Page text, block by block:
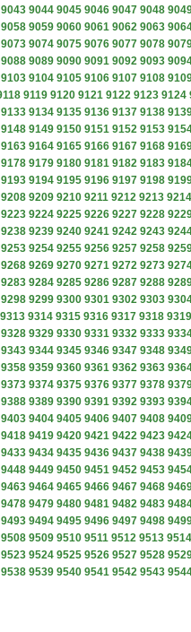
9043 9044 9045 9046 9047 9048
9058 9059 9060 9061 9062 9063
9073 9074 9075 9076 9077 9078
9088 9089 9090 9091 9092 9093
9103 9104 9105 9106 9107 9108
9119 9120 9121 9122 9123 9124
9133 9134 9135 9136 9137 9138
9148 9149 9150 9151 9152 9153
9163 9164 9165 9166 9167 9168
9178 9179 9180 9181 9182 9183
9193 9194 9195 9196 9197 9198
9208 9209 9210 9211 9212 9213 9214
9223 9224 9225 9226 9227 9228
9238 9239 9240 9241 9242 9243
9253 9254 9255 9256 9257 9258
9268 9269 9270 9271 9272 9273
9283 9284 9285 9286 9287 9288
9298 9299 9300 9301 9302 9303
9313 9314 9315 9316 9317 9318 9319
9328 9329 9330 9331 9332 9333
9343 9344 9345 9346 9347 9348
9358 9359 9360 9361 9362 9363
9373 9374 9375 9376 9377 9378
9388 9389 9390 9391 9392 9393
9403 9404 9405 9406 9407 9408
9418 9419 9420 9421 9422 9423
9433 9434 9435 9436 9437 9438
9448 9449 9450 9451 9452 9453
9463 9464 9465 9466 9467 9468
9478 9479 9480 9481 9482 9483
9493 9494 9495 9496 9497 9498
9508 9509 9510 9511 9512 9513 9514
9523 9524 9525 9526 9527 9528
9538 9539 9540 9541 9542 9543